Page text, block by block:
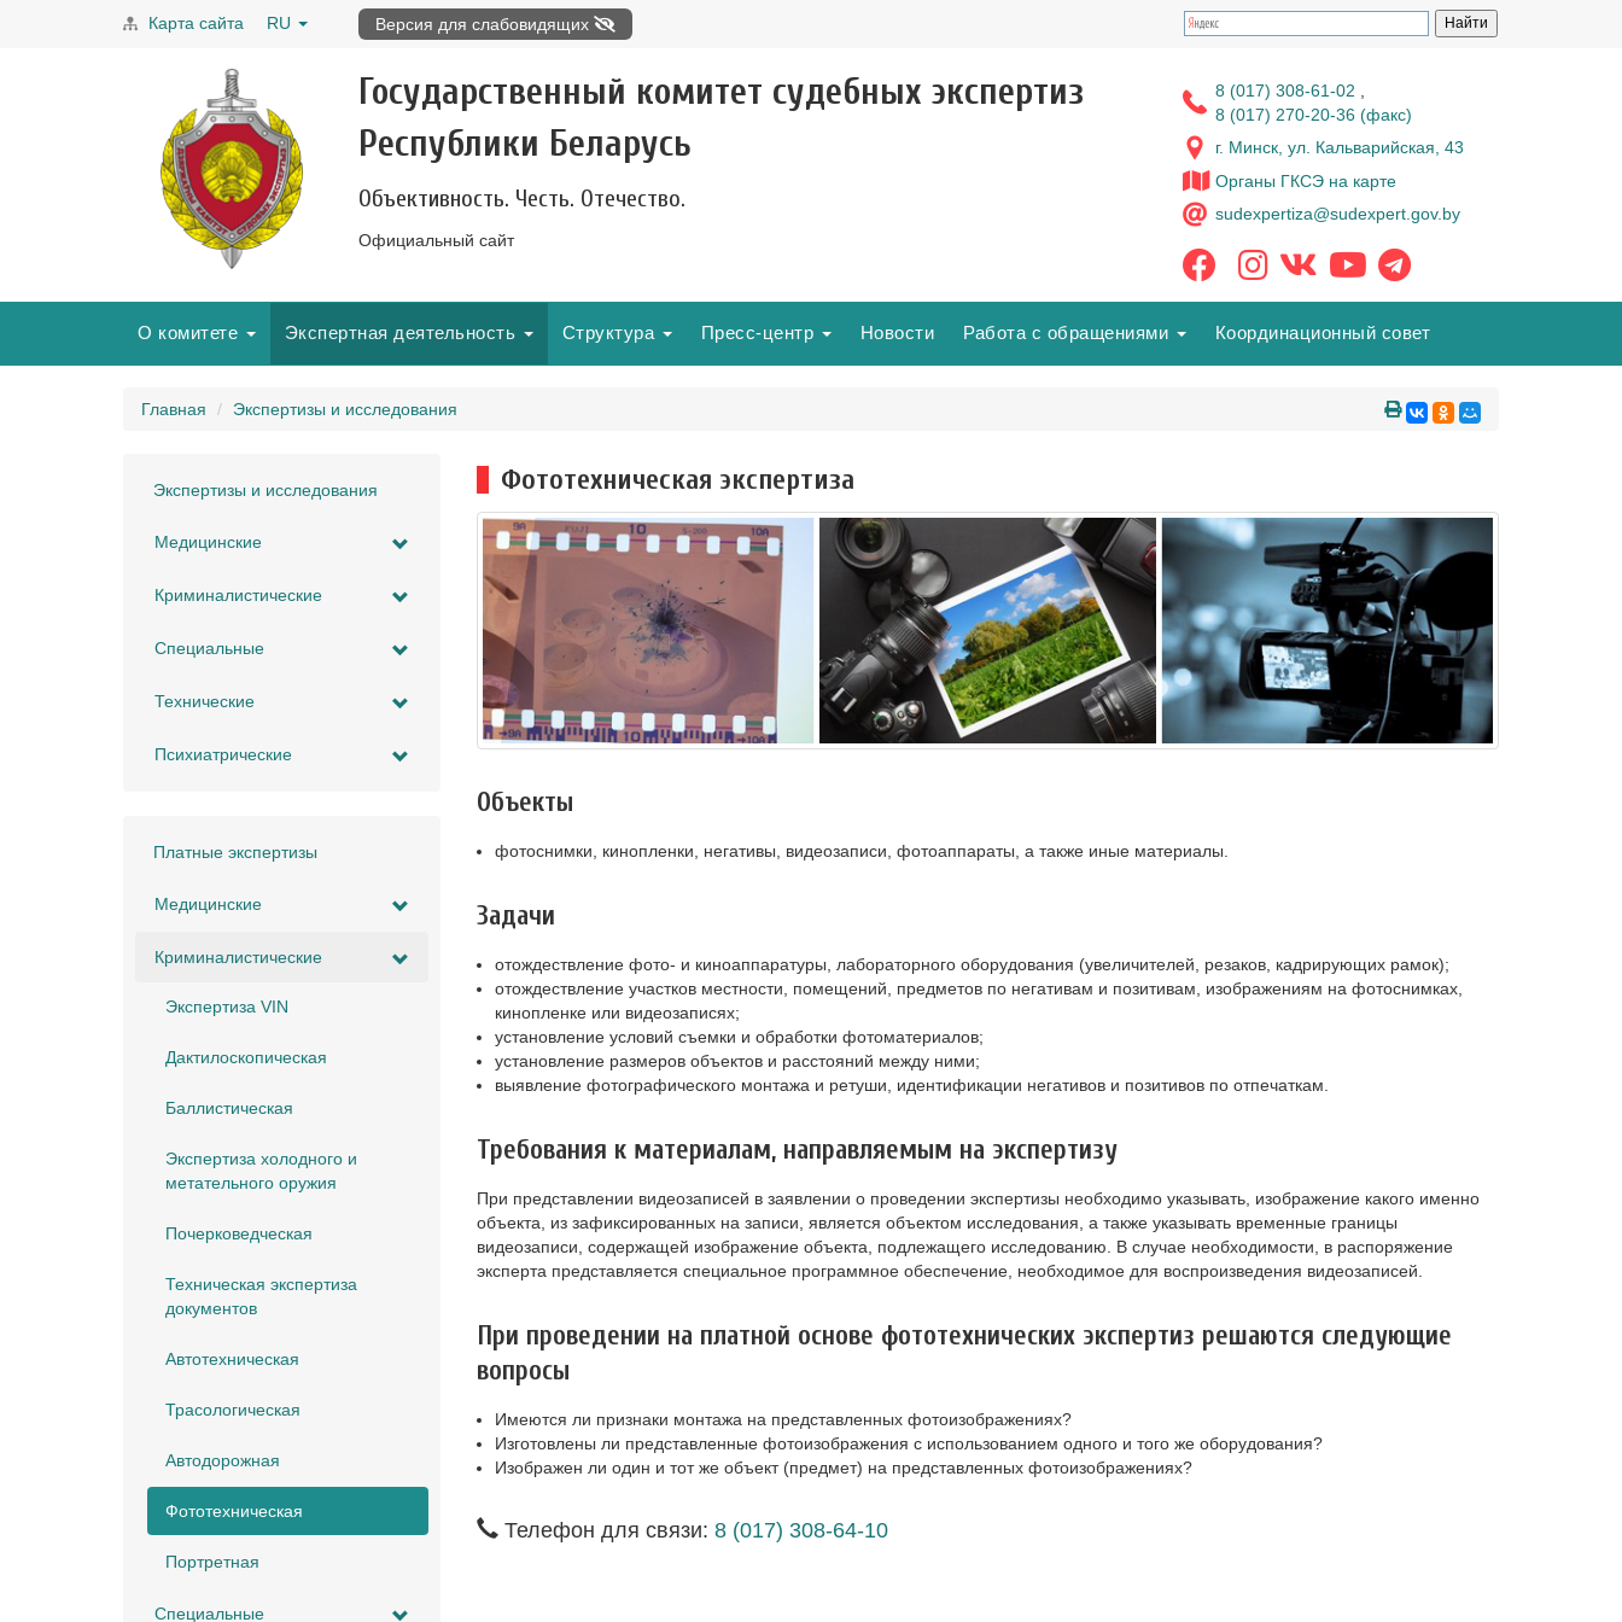
Карта сайта RU Версия для слабовидящих
Государственный комитет судебных экспертиз
Республики Беларусь
Объективность. Честь. Отечество.
Официальный сайт
8 (017) 308-61-02
8 (017) 270-20-36 (факс)
г. Минск, ул. Кальварийская, 43
Органы ГКСЭ на карте
sudexpertiza@sudexpert.gov.by
О комитете Экспертная деятельность Структура Пресс-центр Новости Работа с обращениями Координационный совет
Главная Экспертизы и исследования
Экспертизы и исследования
Медицинские
Криминалистические
Специальные
Технические
Психиатрические
Платные экспертизы
Медицинские
Криминалистические
Экспертиза VIN
Дактилоскопическая
Баллистическая
Экспертиза холодного и
метательного оружия
Почерковедческая
Техническая экспертиза
документов
Автотехническая
Трасологическая
Автодорожная
Фототехническая
Портретная
Специальные
Фототехническая экспертиза
Объекты
фотоснимки, кинопленки, негативы, видеозаписи, фотоаппараты, а также иные материалы.
Задачи
отождествление фото- и киноаппаратуры, лабораторного оборудования (увеличителей, резаков, кадрирующих рамок);
отождествление участков местности, помещений, предметов по негативам и позитивам, изображениям на фотоснимках,
кинопленке или видеозаписях;
установление условий съемки и обработки фотоматериалов;
установление размеров объектов и расстояний между ними;
выявление фотографического монтажа и ретуши, идентификации негативов и позитивов по отпечаткам.
Требования к материалам, направляемым на экспертизу
При представлении видеозаписей в заявлении о проведении экспертизы необходимо указывать, изображение какого именно
объекта, из зафиксированных на записи, является объектом исследования, а также указывать временные границы
видеозаписи, содержащей изображение объекта, подлежащего исследованию. В случае необходимости, в распоряжение
эксперта представляется специальное программное обеспечение, необходимое для воспроизведения видеозаписей.
При проведении на платной основе фототехнических экспертиз решаются следующие
вопросы
Имеются ли признаки монтажа на представленных фотоизображениях?
Изготовлены ли представленные фотоизображения с использованием одного и того же оборудования?
Изображен ли один и тот же объект (предмет) на представленных фотоизображениях?
Телефон для связи: 8 (017) 308-64-10